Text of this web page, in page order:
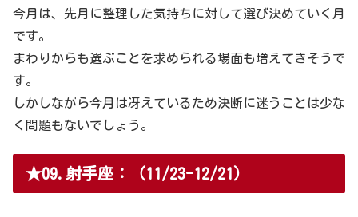
今月は、先月に整理した気持ちに対して選び決めていく月
です。
まわりからも選ぶことを求められる場面も増えてきそうで
す。
しかしながら今月は冴えているため決断に迷うことは少な
く問題もないでしょう。
★09.射手座：（11/23-12/21）